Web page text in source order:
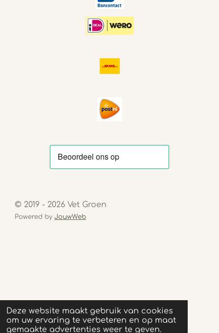
Deze website maakt gebruik van cookies
om uw ervaring te verbeteren en op maat
gemaakte advertenties weer te geven.
© 2019 - 2026 Vet Groen
Powered by JouwWeb